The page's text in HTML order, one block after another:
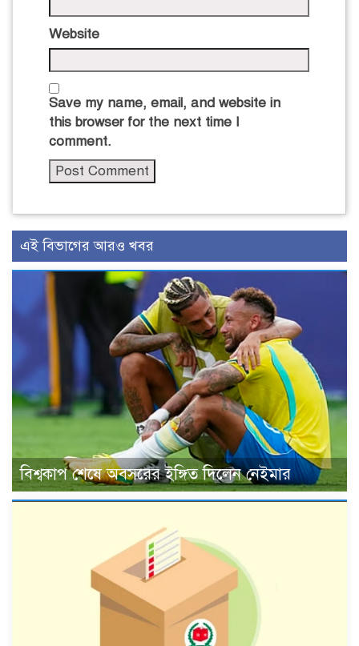
Website
Save my name, email, and website in
this browser for the next time I
comment.
এই বিভাগের আরও খবর
বিশ্বকাপ শেষে অবসরের ইঙ্গিত দিলেন নেইমার